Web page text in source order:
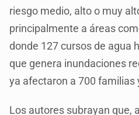
riesgo medio, alto o muy
principalmente a áreas
donde 127 cursos de agua
que genera inundaciones
ya afectaron a 700 familias
Los autores subrayan que,